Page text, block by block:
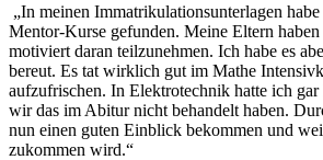
„In meinen Immatrikulationsunterlagen
Mentor-Kurse gefunden. Meine Eltern
motiviert daran teilzunehmen. Ich habe es
bereut. Es tat wirklich gut im Mathe
aufzufrischen. In Elektrotechnik hatte ich
wir das im Abitur nicht behandelt haben.
nun einen guten Einblick bekommen und
zukommen wird.“